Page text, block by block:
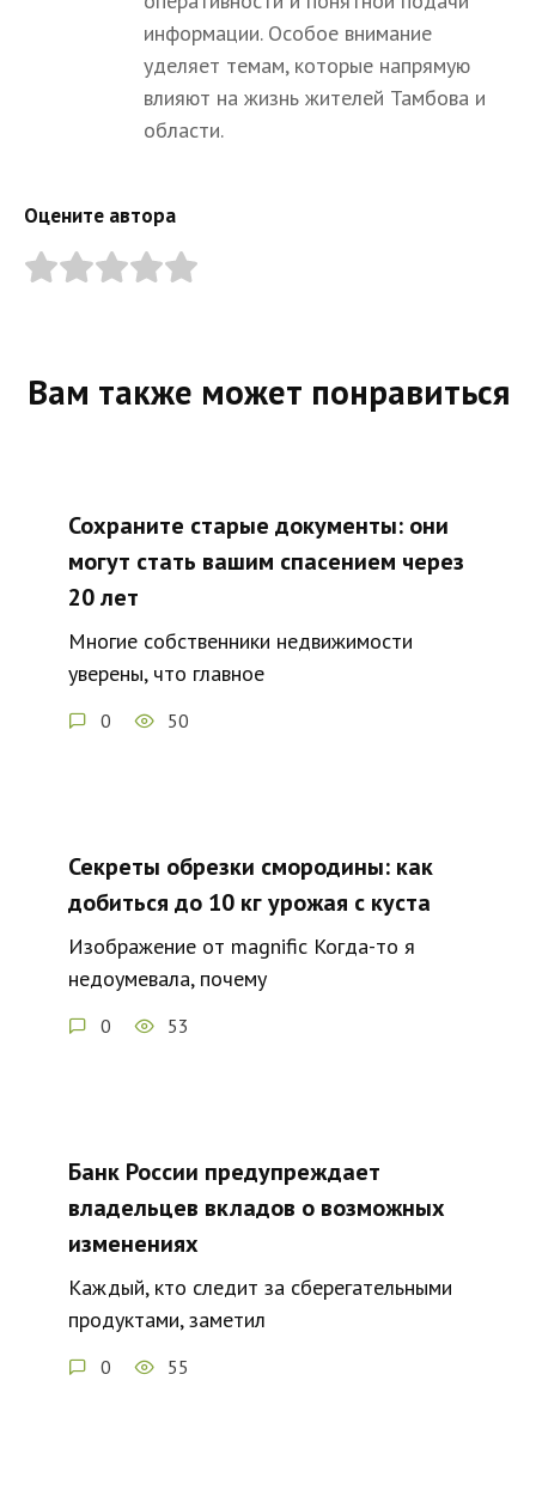
информации. Особое внимание
уделяет темам, которые напрямую
влияют на жизнь жителей Тамбова и
области.
Оцените автора
Вам также может понравиться
Сохраните старые документы: они
могут стать вашим спасением через
20 лет
Многие собственники недвижимости
уверены, что главное
0 50
Секреты обрезки смородины: как
добиться до 10 кг урожая с куста
Изображение от magnific Когда-то я
недоумевала, почему
0 53
Банк России предупреждает
владельцев вкладов о возможных
изменениях
Каждый, кто следит за сберегательными
продуктами, заметил
0 55